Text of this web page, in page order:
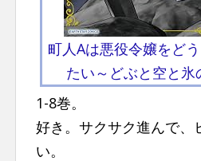
町人Aは悪役令嬢をど
たい～どぶと空と氷
1-8巻。
好き。サクサク進んで、
い。